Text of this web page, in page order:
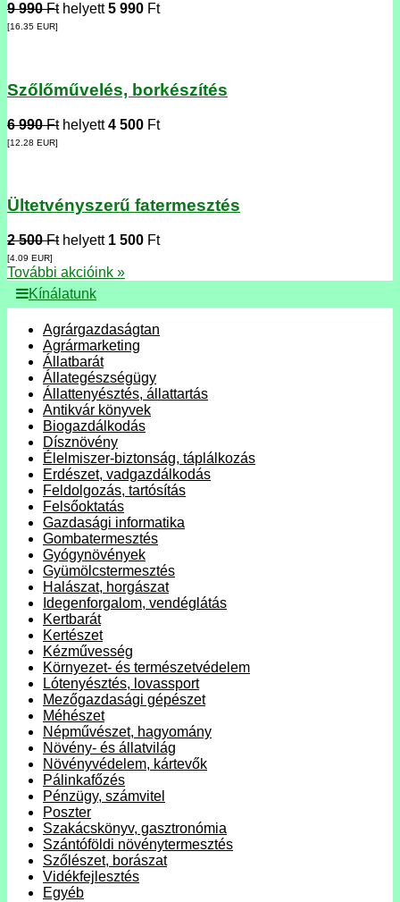
9 990 Fthelyett5 990 Ft
[16.35 EUR]
Szőlőművelés, borkészítés
6 990 Fthelyett4 500 Ft
[12.28 EUR]
Ültetvényszerű fatermesztés
2 500 Fthelyett 1 500 Ft
[4.09 EUR]
További akcióink »
Kínálatunk
Agrárgazdaságtan
Agrármarketing
Állatbarát
Állategészségügy
Állattenyésztés, állattartás
Antikvár könyvek
Biogazdálkodás
Dísznövény
Élelmiszer-biztonság, táplálkozás
Erdészet, vadgazdálkodás
Feldolgozás, tartósítás
Felsőoktatás
Gazdasági informatika
Gombatermesztés
Gyógynövények
Gyümölcstermesztés
Halászat, horgászat
Idegenforgalom, vendéglátás
Kertbarát
Kertészet
Kézművesség
Környezet- és természetvédelem
Lótenyésztés, lovassport
Mezőgazdasági gépészet
Méhészet
Népművészet, hagyomány
Növény- és állatvilág
Növényvédelem, kártevők
Pálinkafőzés
Pénzügy, számvitel
Poszter
Szakácskönyv, gasztronómia
Szántóföldi növénytermesztés
Szőlészet, borászat
Vidékfejlesztés
Egyéb